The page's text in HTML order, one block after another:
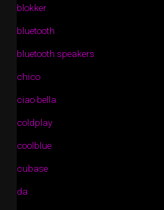
blokker
bluetooth
bluetooth speakers
chico
ciao bella
coldplay
coolblue
cubase
da